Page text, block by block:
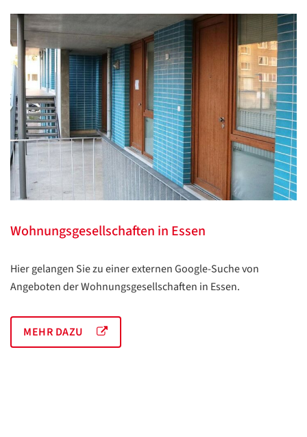
Wohnungsgesellschaften in Essen
Hier gelangen Sie zu einer externen Google-Suche von
Angeboten der Wohnungsgesellschaften in Essen.
MEHR DAZU